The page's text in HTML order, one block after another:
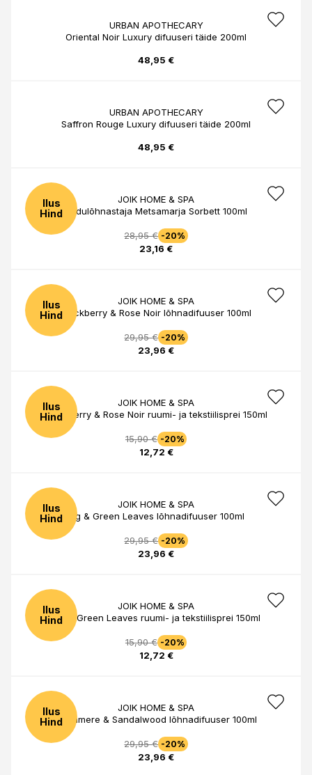
URBAN APOTHECARY
Oriental Noir Luxury difuuseri täide 200ml
48,95 €
URBAN APOTHECARY
Saffron Rouge Luxury difuuseri täide 200ml
48,95 €
Ilus
Hind
JOIK HOME & SPA
Kodulõhnastaja Metsamarja Sorbett 100ml
28,95 € -20%
23,16 €
Ilus
Hind
JOIK HOME & SPA
Blackberry & Rose Noir lõhnadifuuser 100ml
29,95 € -20%
23,96 €
Ilus
Hind
JOIK HOME & SPA
Blackberry & Rose Noir ruumi- ja tekstiilisprei 150ml
15,90 € -20%
12,72 €
Ilus
Hind
JOIK HOME & SPA
Fig & Green Leaves lõhnadifuuser 100ml
29,95 € -20%
23,96 €
Ilus
Hind
JOIK HOME & SPA
Fig & Green Leaves ruumi- ja tekstiilisprei 150ml
15,90 € -20%
12,72 €
Ilus
Hind
JOIK HOME & SPA
Cashmere & Sandalwood lõhnadifuuser 100ml
29,95 € -20%
23,96 €